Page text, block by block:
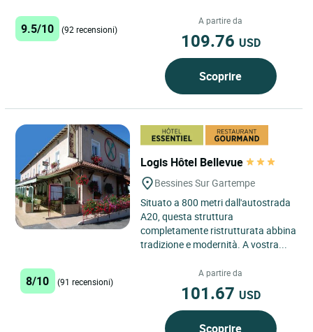
9.5/10 (92 recensioni)
A partire da
109.76 USD
Scoprire
Logis Hôtel Bellevue
Bessines Sur Gartempe
Situato a 800 metri dall'autostrada
A20, questa struttura
completamente ristrutturata abbina
tradizione e modernità. A vostra...
8/10 (91 recensioni)
A partire da
101.67 USD
Scoprire